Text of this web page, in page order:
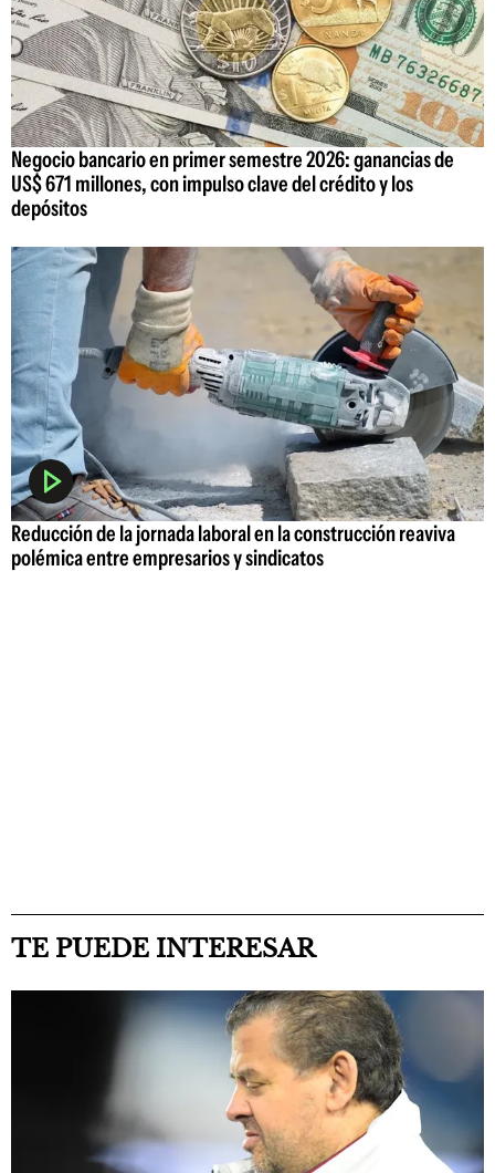
Negocio bancario en primer semestre 2026: ganancias de
US$ 671 millones, con impulso clave del crédito y los
depósitos
Reducción de la jornada laboral en la construcción reaviva
polémica entre empresarios y sindicatos
TE PUEDE INTERESAR